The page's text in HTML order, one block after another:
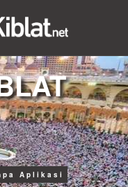
Aplikasi